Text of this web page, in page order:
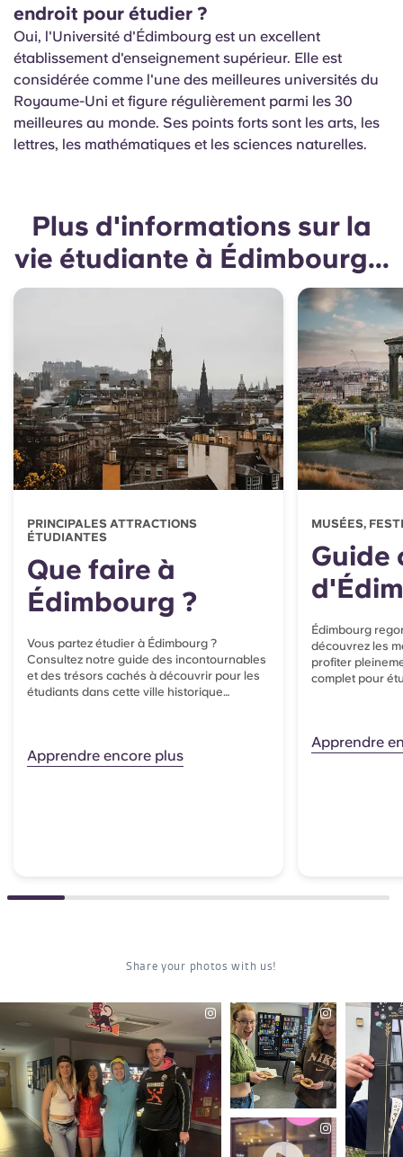
endroit pour étudier ?
Oui, l'Université d'Édimbourg est un excellent
établissement d'enseignement supérieur. Elle est
considérée comme l'une des meilleures universités du
Royaume-Uni et figure régulièrement parmi les 30
meilleures au monde. Ses points forts sont les arts, les
lettres, les mathématiques et les sciences naturelles.
Plus d'informations sur la
vie étudiante à Édimbourg...
PRINCIPALES ATTRACTIONS
ÉTUDIANTES
Que faire à
Édimbourg ?
Vous partez étudier à Édimbourg ?
Consultez notre guide des incontournables
et des trésors cachés à découvrir pour les
étudiants dans cette ville historique…
Apprendre encore plus
MUSÉES,
Guide
Édimbourg
découvrez les
profiter
complet pour
Apprendre